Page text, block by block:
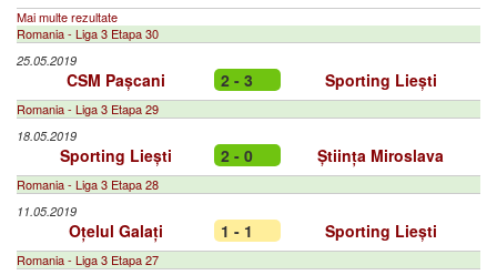
Mai multe rezultate
Romania - Liga 3 Etapa 30
25.05.2019
CSM Pașcani 2 - 3 Sporting Liești
Romania - Liga 3 Etapa 29
18.05.2019
Sporting Liești 2 - 0 Știința Miroslava
Romania - Liga 3 Etapa 28
11.05.2019
Oțelul Galați 1 - 1 Sporting Liești
Romania - Liga 3 Etapa 27